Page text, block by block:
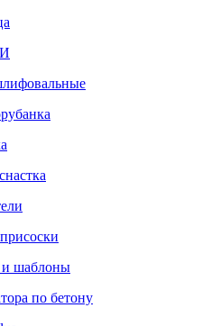
и шаблоны
по бетону